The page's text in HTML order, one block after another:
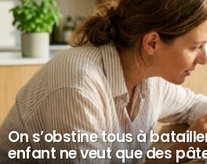
On s’obstine tous à
enfant ne veut que des